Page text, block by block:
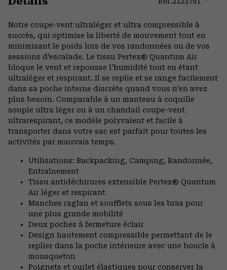
Notre coupe-vent ultraléger et ultra compressible à
succès, qui optimise la liberté de mouvement tout en
minimisant le poids lors de vos randonnées ou de vos
sessions d’escalade. Le tissu Pertex® Quantum Air
bloque le vent et repousse l’humidité tout en étant
ultraléger et respirant. Il se replie et se range facilement
dans sa poche interne discrète quand vous n’en avez
plus besoin. Comparable à un manteau à coquille
souple ultra léger ou à un chandail coupe-vent
ultrarespirant, ce modèle polyvalent et facile à
transporter dans votre sac est parfait pour toutes les
activités par mauvais temps.
Utilisations: Backpacking, Camping, Randonnée,
Entraînement
Tissu antidéchirures extensible Pertex® Quantum
Air léger et respirant
Manches raglan et soufflets sous les bras pour
une plus grande mobilité
Deux poches à fermeture éclair
Design hautement compressible permettant de le
replier dans la poche intérieure avec une boucle à
mousqueton
Poignets et ourlet élastiques pour conserver la